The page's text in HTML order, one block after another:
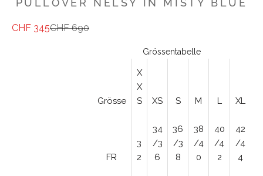
PULLOVER NELSY IN MISTY BLUE
Angebot
CHF 345
Regulärer Preis
CHF 690
Grössentabelle
Grösse
X
X
S
XS S M L XL
FR
3
2
34
/3
6
36
/3
8
38
/4
0
40
/4
2
42
/4
4